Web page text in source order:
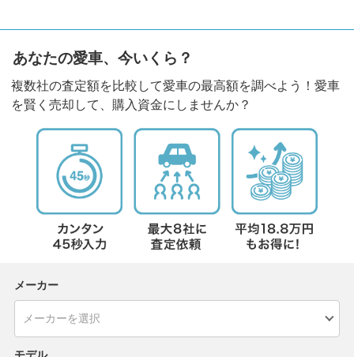
あなたの愛車、今いくら？
複数社の査定額を比較して愛車の最高額を調べよう！愛車
を賢く売却して、購入資金にしませんか？
メーカー